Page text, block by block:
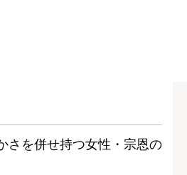
さを併せ持つ女性・宗恩の